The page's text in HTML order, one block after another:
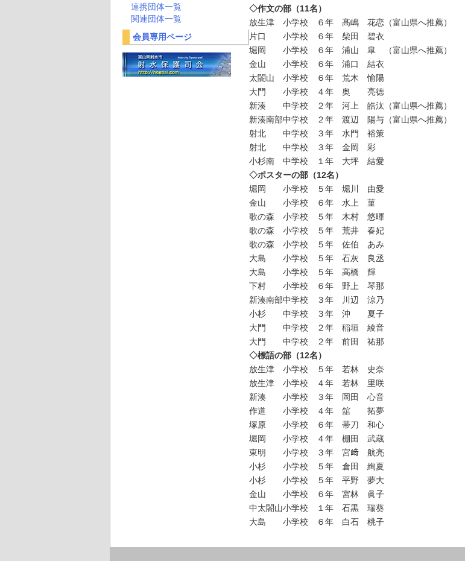
◇作文の部（11名）
放生津 小学校 ６年 髙嶋 花恋（富山県へ推薦）
片口 小学校 ６年 柴田 碧衣
堀岡 小学校 ６年 浦山 皐 （富山県へ推薦）
金山 小学校 ６年 浦口 結衣
太閤山 小学校 ６年 荒木 愉陽
大門 小学校 ４年 奥 亮徳
新湊 中学校 ２年 河上 皓汰（富山県へ推薦）
新湊南部中学校 ２年 渡辺 陽与（富山県へ推薦）
射北 中学校 ３年 水門 裕策
射北 中学校 ３年 金岡 彩
小杉南 中学校 １年 大坪 結愛
◇ポスターの部（12名）
堀岡 小学校 ５年 堀川 由愛
金山 小学校 ６年 水上 菫
歌の森 小学校 ５年 木村 悠暉
歌の森 小学校 ５年 荒井 春妃
歌の森 小学校 ５年 佐伯 あみ
大島 小学校 ５年 石灰 良丞
大島 小学校 ５年 高橋 輝
下村 小学校 ６年 野上 琴那
新湊南部中学校 ３年 川辺 涼乃
小杉 中学校 ３年 沖 夏子
大門 中学校 ２年 稲垣 綾音
大門 中学校 ２年 前田 祐那
◇標語の部（12名）
放生津 小学校 ５年 若林 史奈
放生津 小学校 ４年 若林 里咲
新湊 小学校 ３年 岡田 心音
作道 小学校 ４年 舘 拓夢
塚原 小学校 ６年 帯刀 和心
堀岡 小学校 ４年 棚田 武蔵
東明 小学校 ３年 宮﨑 航亮
小杉 小学校 ５年 倉田 絢夏
小杉 小学校 ５年 平野 夢大
金山 小学校 ６年 宮林 眞子
中太閤山小学校 １年 石黒 瑞葵
大島 小学校 ６年 白石 桃子
連携団体一覧
関連団体一覧
会員専用ページ